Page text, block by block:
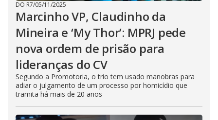
DO R7/05/11/2025
Marcinho VP, Claudinho da
Mineira e ‘My Thor’: MPRJ pede
nova ordem de prisão para
lideranças do CV
Segundo a Promotoria, o trio tem usado manobras para
adiar o julgamento de um processo por homicídio que
tramita há mais de 20 anos